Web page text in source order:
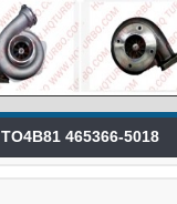
TO4B81 465366-5018